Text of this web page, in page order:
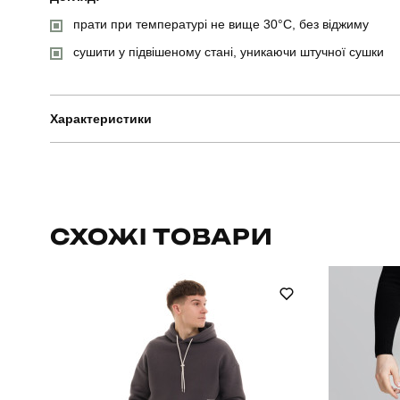
прати при температурі не вище 30°C, без віджиму
сушити у підвішеному стані, уникаючи штучної сушки
Характеристики
Стать
СХОЖІ ТОВАРИ